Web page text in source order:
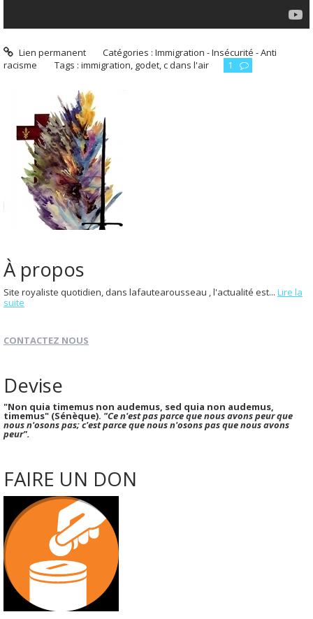
Lien permanent Catégories :Immigration - Insécurité - Anti
racisme
Tags : immigration, godet,c dans l'air 1
À propos
Site royaliste quotidien, dans lafautearousseau , l'actualité est... Lire la
suite
CONTACTEZ NOUS
Devise
"Non quia timemus non audemus, sed quia non audemus,
timemus" (Sénèque). "Ce n'est pas parce que nous avons peur que
nous n'osons pas; c'est parce que nous n'osons pas que nous avons
peur".
FAIRE UN DON